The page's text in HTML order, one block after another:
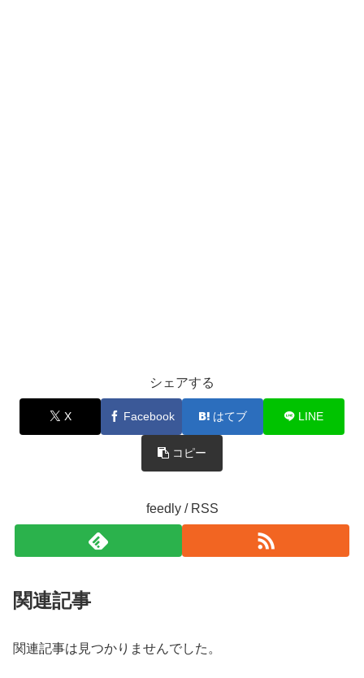
シェアする
X Facebook はてブ LINE
コピー
feedly / RSS
関連記事
関連記事は見つかりませんでした。